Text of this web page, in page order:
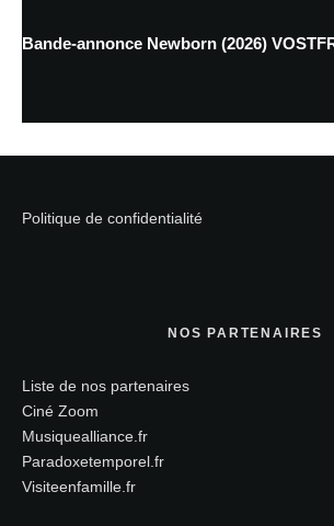
Bande-annonce Newborn (2026)
Politique de confidentialité
NOS PARTENAIRES
Liste de nos partenaires
Ciné Zoom
Musiquealliance.fr
Paradoxetemporel.fr
Visiteenfamille.fr